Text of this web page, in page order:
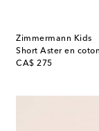
Zimmermann Kids
CA$ 275
original price